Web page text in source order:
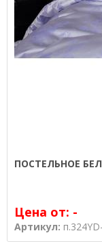
ПОСТЕЛЬНОЕ
Цена от: -
Артикул: